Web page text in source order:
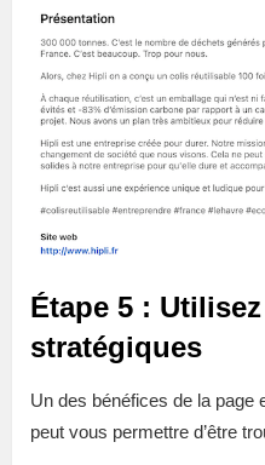
Étape 5 :
stratégiques
Un des bénéfices de la page
peut vous permettre d’être